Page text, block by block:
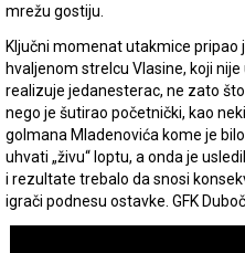
mrežu gostiju.
Ključni momenat utakmice pripao
hvaljenom strelcu Vlasine, koji
realizuje jedanesterac, ne zato
nego je šutirao početnički, kao
golmana Mladenovića kome je
uhvati „živu“ loptu, a onda je
i rezultate trebalo da snosi
igrači podnesu ostavke. GFK